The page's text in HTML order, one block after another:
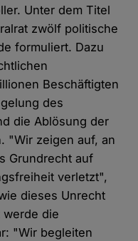
Unter dem Titel
zwölf politische
formuliert. Dazu
Beschäftigten
des
die Ablösung der
"Wir zeigen auf, an
Grundrecht auf
verletzt",
dieses Unrecht
werde die
"Wir begleiten